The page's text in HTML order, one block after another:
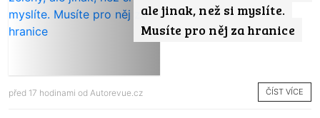
ale jinak, než si myslíte.
Musíte pro něj za hranice
před 17 hodinami od Autorevue.cz ČÍST VÍCE